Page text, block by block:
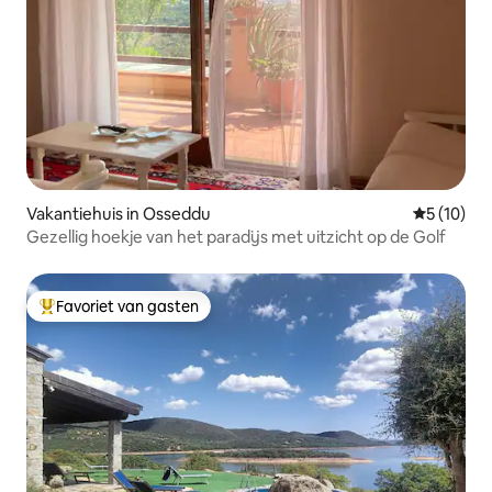
Vakantiehuis in Osseddu
5 (10)
Gezellig hoekje van het paradijs met uitzicht op de Golf
Topfavoriet van gasten
Favoriet van gasten